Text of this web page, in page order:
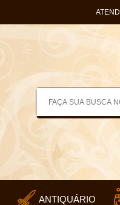
ANTIQUÁRIO